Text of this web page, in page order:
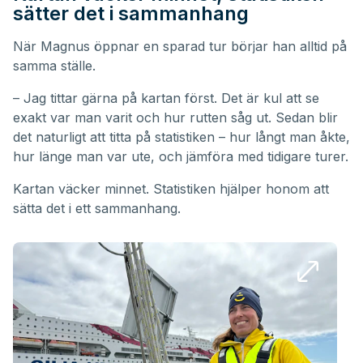
sätter det i sammanhang
När Magnus öppnar en sparad tur börjar han alltid på
samma ställe.
– Jag tittar gärna på kartan först. Det är kul att se
exakt var man varit och hur rutten såg ut. Sedan blir
det naturligt att titta på statistiken – hur långt man åkte,
hur länge man var ute, och jämföra med tidigare turer.
Kartan väcker minnet. Statistiken hjälper honom att
sätta det i ett sammanhang.